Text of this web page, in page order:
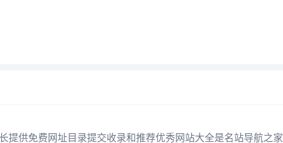
供免费网址目录提交收录和推荐优秀网站大全是名站导航之家